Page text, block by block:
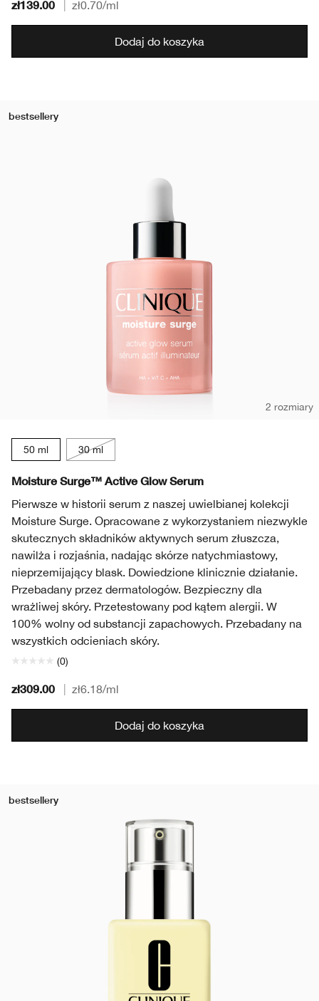
zł139.00 zł0.70/ml
Dodaj do koszyka
bestsellery
2 rozmiary
50 ml 30 ml
Moisture Surge™ Active Glow Serum
Pierwsze w historii serum z naszej uwielbianej kolekcji
Moisture Surge. Opracowane z wykorzystaniem niezwykle
skutecznych składników aktywnych serum złuszcza,
nawilża i rozjaśnia, nadając skórze natychmiastowy,
nieprzemijający blask. Dowiedzione klinicznie działanie.
Przebadany przez dermatologów. Bezpieczny dla
wrażliwej skóry. Przetestowany pod kątem alergii. W
100% wolny od substancji zapachowych. Przebadany na
wszystkich odcieniach skóry.
(0)
zł309.00 zł6.18/ml
Dodaj do koszyka
bestsellery